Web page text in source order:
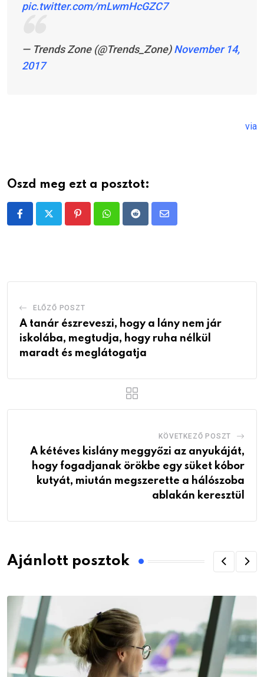
pic.twitter.com/mLwmHcGZC7
— Trends Zone (@Trends_Zone)November 14,
2017
via
Oszd meg ezt a posztot:
PinterestWhatsappRedditShare
ELŐZŐ POSZT
A tanár észreveszi, hogy a lány nem jár
iskolába, megtudja, hogy ruha nélkül
maradt és meglátogatja
KÖVETKEZŐ POSZT
A kétéves kislány meggyőzi az anyukáját,
hogy fogadjanak örökbe egy süket kóbor
kutyát, miután megszerette a hálószoba
ablakán keresztül
Ajánlott posztok